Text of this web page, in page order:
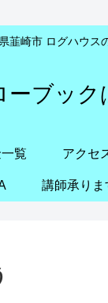
韮崎市 ログハウ
ーブック
覧 アクセ
講師承りま